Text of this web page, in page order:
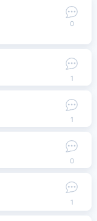
0
1
1
0
1